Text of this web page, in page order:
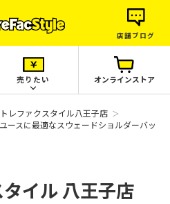
店舗ブログ
売りたい オンラインストア
トレファクスタイル八王子店
ースに最適なスウェードショルダーバッ
タイル八王子店